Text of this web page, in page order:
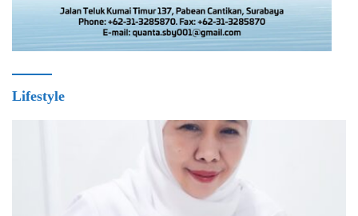
Lifestyle